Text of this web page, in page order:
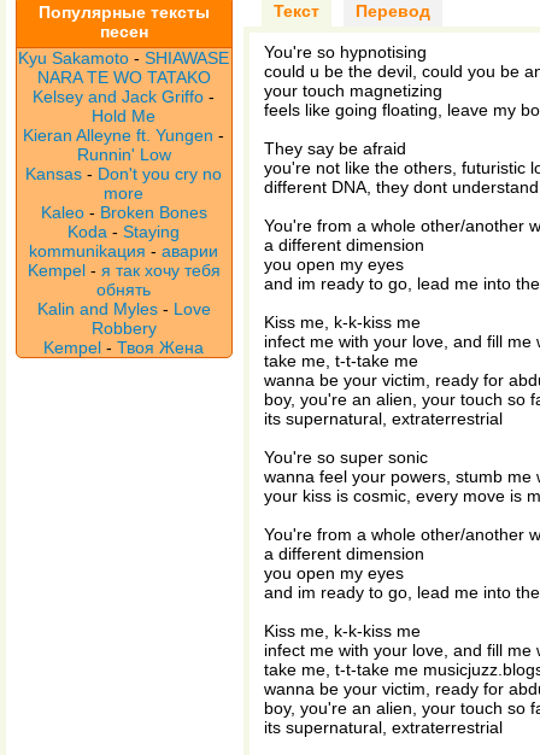
Популярные тексты
песен
Kyu Sakamoto -SHIAWASE
NARA TE WO TATAKO
Kelsey and Jack Griffo -
Hold Me
Kieran Alleyne ft. Yungen -
Runnin' Low
Kansas - Don't you cry no
more
Kaleo - Broken Bones
Koda -Staying
kommunikaция -аварии
Kempel - я так хочу тебя
обнять
Kalin and Myles - Love
Robbery
Kempel -Твоя Жена
Текст Перевод
You're so hypnotising
could u be the devil, could you be
your touch magnetizing
feels like going floating, leave my
They say be afraid
you're not like the others, futuristic
different DNA, they dont
You're from a whole other/another
a different dimension
you open my eyes
and im ready to go, lead me into
Kiss me, k-k-kiss me
infect me with your love, and fill me
take me, t-t-take me
wanna be your victim, ready for
boy, you're an alien, your touch so
its supernatural, extraterrestrial
You're so super sonic
wanna feel your powers, stumb me
your kiss is cosmic, every move is
You're from a whole other/another
a different dimension
you open my eyes
and im ready to go, lead me into
Kiss me, k-k-kiss me
infect me with your love, and fill me
take me, t-t-take me
wanna be your victim, ready for
boy, you're an alien, your touch so
its supernatural, extraterrestrial